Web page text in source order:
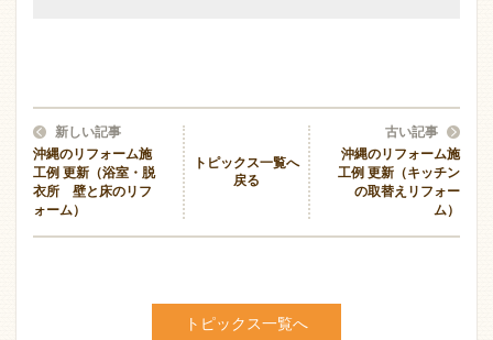
新しい記事
沖縄のリフォーム施
工例 更新（浴室・脱
衣所 壁と床のリフ
ォーム）
トピックス一覧へ
戻る
古い記事
沖縄のリフォーム施
工例 更新（キッチン
の取替えリフォー
ム）
トピックス一覧へ